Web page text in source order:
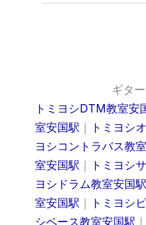
ギタ
トミヨシDTM教室安
室安国駅 ｜ トミヨシ
ヨシコントラバス教
室安国駅 ｜ トミヨシ
ヨシドラム教室安国駅
室安国駅 ｜ トミヨシ
シベース教室安国駅 ｜